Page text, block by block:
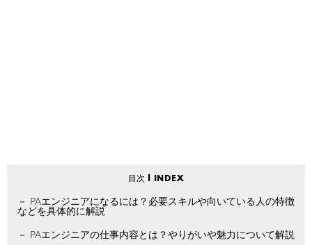
PAエンジニアになるには？必要スキルや向いている人の特徴
などを具体的に解説
PAエンジニアの仕事内容とは？やりがいや魅力について解説